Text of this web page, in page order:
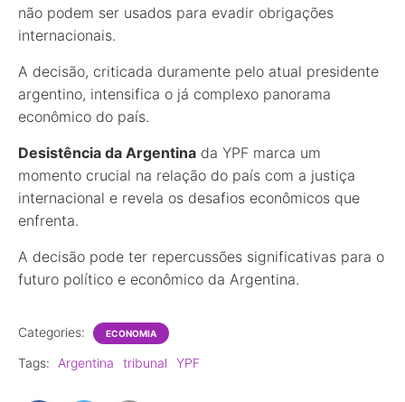
não podem ser usados para evadir obrigações
internacionais.
A decisão, criticada duramente pelo atual presidente
argentino, intensifica o já complexo panorama
econômico do país.
Desistência da Argentina da YPF marca um
momento crucial na relação do país com a justiça
internacional e revela os desafios econômicos que
enfrenta.
A decisão pode ter repercussões significativas para o
futuro político e econômico da Argentina.
Categories: ECONOMIA
Tags: Argentina tribunal YPF